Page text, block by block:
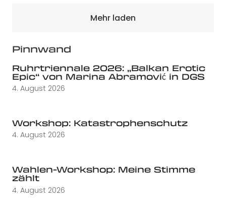
Mehr laden
Pinnwand
Ruhrtriennale 2026: „Balkan Erotic
Epic“ von Marina Abramović in DGS
4. August 2026
Workshop: Katastrophenschutz
4. August 2026
Wahlen-Workshop: Meine Stimme
zählt
4. August 2026